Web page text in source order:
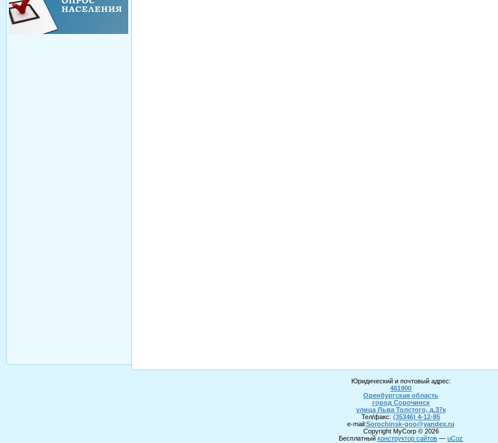
Юридический и почтовый адрес:
461900
Оренбургская область
город Сорочинск
улица Льва Толстого, д.37к
Тел/факс: (35346) 4-12-85
e-mail:Sorochinsk-goo@yandex.ru
Copyright MyCorp © 2026
Бесплатный конструктор сайтов — uCoz